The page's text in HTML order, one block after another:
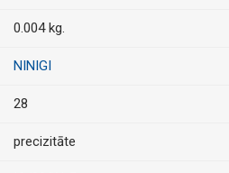
0.004 kg.
NINIGI
28
precizitāte